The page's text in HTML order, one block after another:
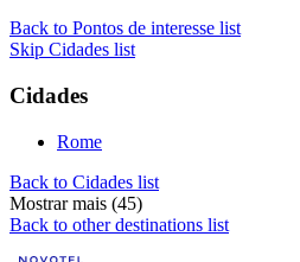
Back to Pontos de interesse list
Skip Cidades list
Cidades
Rome
Back to Cidades list
Mostrar mais (45)
Back to other destinations list